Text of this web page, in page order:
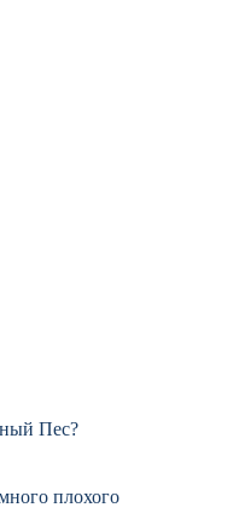
Пес?
плохого